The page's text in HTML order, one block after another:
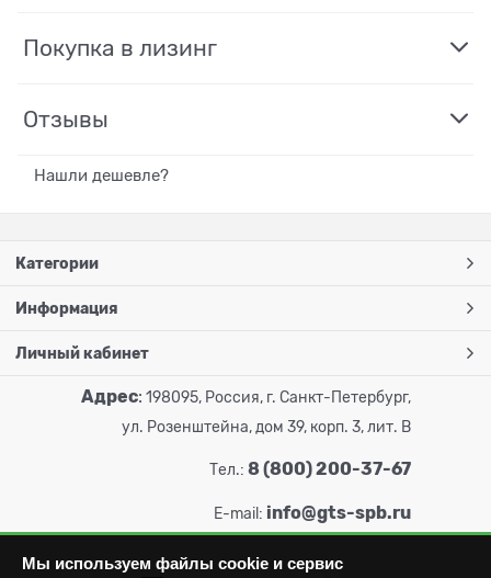
Покупка в лизинг
Отзывы
Нашли дешевле?
Категории
Информация
Личный кабинет
Адрес: 198095, Россия, г. Санкт-Петербург,
ул. Розенштейна, дом 39, корп. 3, лит. В
Тел.: 8 (800) 200-37-67
E-mail: info@gts-spb.ru
Мы используем файлы cookie и сервис